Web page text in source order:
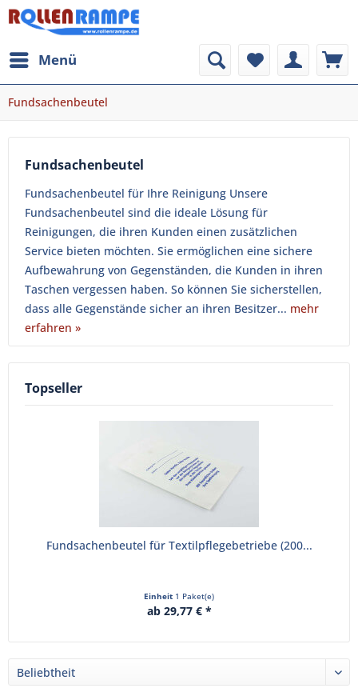
Menü
Fundsachenbeutel
Fundsachenbeutel
Fundsachenbeutel für Ihre Reinigung Unsere
Fundsachenbeutel sind die ideale Lösung für
Reinigungen, die ihren Kunden einen zusätzlichen
Service bieten möchten. Sie ermöglichen eine sichere
Aufbewahrung von Gegenständen, die Kunden in ihren
Taschen vergessen haben. So können Sie sicherstellen,
dass alle Gegenstände sicher an ihren Besitzer... mehr
erfahren »
Topseller
Fundsachenbeutel für Textilpflegebetriebe (200...
Einheit 1 Paket(e)
ab 29,77 € *